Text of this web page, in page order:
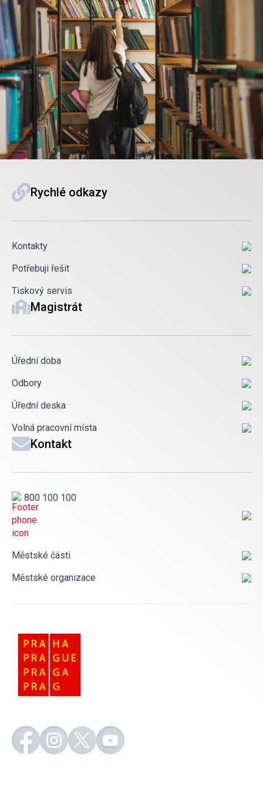
Rychlé odkazy
Kontakty
Potřebuji řešit
Tiskový servis
Magistrát
Úřední doba
Odbory
Úřední deska
Volná pracovní místa
Kontakt
800 100 100
Městské části
Městské organizace